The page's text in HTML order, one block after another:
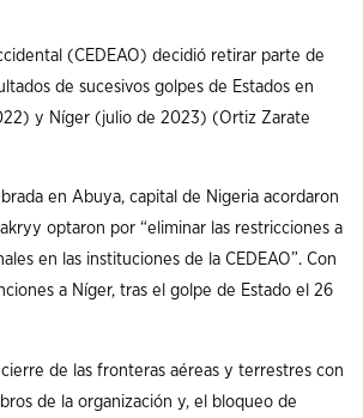
(CEDEAO) decidió retirar parte de
de sucesivos golpes de Estados en
y Níger (julio de 2023) (Ortiz Zarate
en Abuya, capital de Nigeria acordaron
optaron por “eliminar las restricciones a
en las instituciones de la CEDEAO”. Con
a Níger, tras el golpe de Estado el 26
de las fronteras aéreas y terrestres con
de la organización y, el bloqueo de